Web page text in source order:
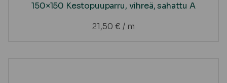
150×150 Kestopuuparru, vihreä, sahattu A
21,50 € / m